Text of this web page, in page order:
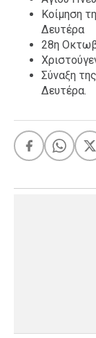
Κοίμηση
Δευτέρα
28η
Σύναξη
Δευτέρα.